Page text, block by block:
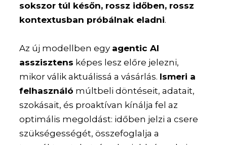
sokszor túl későn, rossz időben, rossz
kontextusban próbálnak eladni.
Az új modellben egy agentic AI
asszisztens képes lesz előre jelezni,
mikor válik aktuálissá a vásárlás. Ismeri a
felhasználó múltbeli döntéseit, adatait,
szokásait, és proaktívan kínálja fel az
optimális megoldást: időben jelzi a csere
szükségességét, összefoglalja a